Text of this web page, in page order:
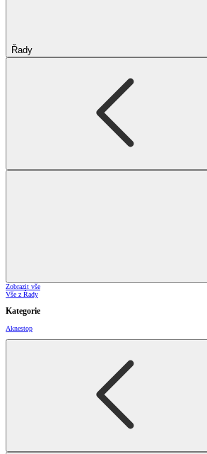
Řady
Zobrazit vše
Vše z Řady
Kategorie
Aknestop